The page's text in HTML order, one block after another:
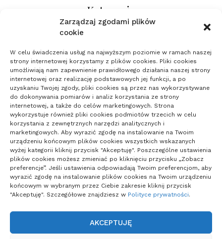
Zarządzaj zgodami plików
cookie
W celu świadczenia usług na najwyższym poziomie w ramach naszej
strony internetowej korzystamy z plików cookies. Pliki cookies
umożliwiają nam zapewnienie prawidłowego działania naszej strony
internetowej oraz realizację podstawowych jej funkcji, a po
uzyskaniu Twojej zgody, pliki cookies są przez nas wykorzystywane
do dokonywania pomiarów i analiz korzystania ze strony
internetowej, a także do celów marketingowych. Strona
wykorzystuje również pliki cookies podmiotów trzecich w celu
korzystania z zewnętrznych narzędzi analitycznych i
marketingowych. Aby wyrazić zgodę na instalowanie na Twoim
urządzeniu końcowym plików cookies wszystkich wskazanych
wyżej kategorii kliknij przycisk "Akceptuję". Poszczególne ustawienia
plików cookies możesz zmieniać po kliknięciu przycisku „Zobacz
preferencje”. Jeśli ustawienia odpowiadają Twoim preferencjom, aby
wyrazić zgodę na instalowanie plików cookies na Twoim urządzeniu
końcowym w wybranym przez Ciebie zakresie kliknij przycisk
"Akceptuję". Szczegółowe znajdziesz w Polityce prywatności.
AKCEPTUJĘ
Kategorie
ARTYKUŁ SPONSOROWANY
Uroda
Zdrowie
POLITYKA PRYWATNOŚCI